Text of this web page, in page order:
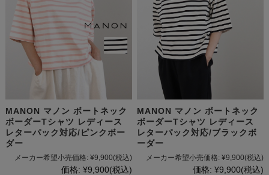
MANON マノン ボートネック
ボーダーTシャツ レディース
レターパック対応/ピンクボー
ダー
メーカー希望小売価格: ¥9,900(税込)
価格: ¥9,900(税込)
MANON マノン ボートネック
ボーダーTシャツ レディース
レターパック対応/ブラックボ
ーダー
メーカー希望小売価格: ¥9,900(税込)
価格: ¥9,900(税込)